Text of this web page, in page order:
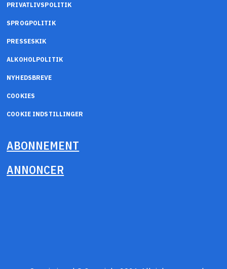
PRIVATLIVSPOLITIK
SPROGPOLITIK
PRESSESKIK
ALKOHOLPOLITIK
NYHEDSBREVE
COOKIES
COOKIE INDSTILLINGER
ABONNEMENT
ANNONCER